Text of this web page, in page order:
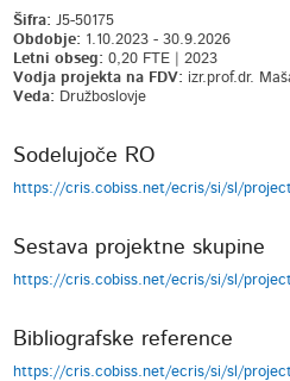
Šifra: J5-50175
Obdobje: 1.10.2023 - 30.9.2026
Letni obseg: 0,20 FTE | 2023
Vodja projekta na FDV: izr.prof.dr.
Veda: Družboslovje
Sodelujoče RO
https://cris.cobiss.net/ecris/si/sl/
Sestava projektne skupine
https://cris.cobiss.net/ecris/si/sl/
Bibliografske reference
https://cris.cobiss.net/ecris/si/sl/